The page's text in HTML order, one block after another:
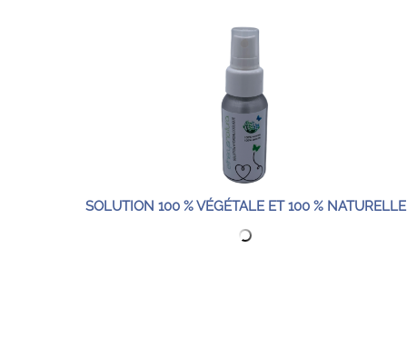
SOLUTION 100 % VÉGÉTALE ET 100 % NATURELLE